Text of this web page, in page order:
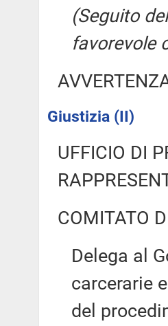
(Seguito
favorevole
Giustizia (II)
UFFICIO DI
COMITATO
Delega al
carcerarie
del